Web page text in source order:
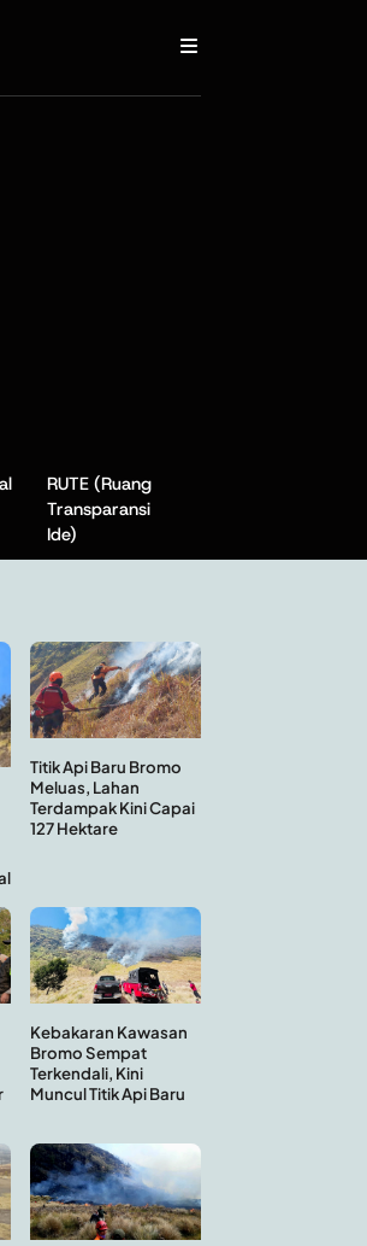
RUTE (Ruang
Transparansi
Ide)
Titik Api Baru Bromo
Meluas, Lahan
Terdampak Kini Capai
127 Hektare
Kebakaran Kawasan
Bromo Sempat
Terkendali, Kini
Muncul Titik Api Baru